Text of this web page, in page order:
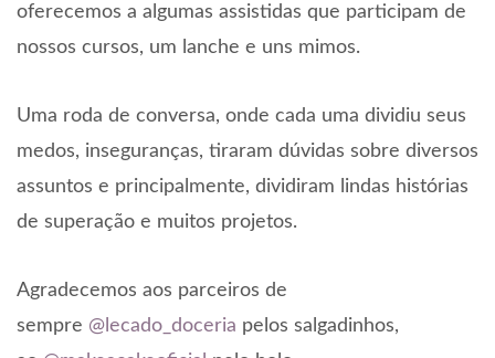
panel
panel
panel
Panel
oferecemos a algumas assistidas que participam de
nossos cursos, um lanche e uns mimos.
Uma roda de conversa, onde cada uma dividiu seus
medos, inseguranças, tiraram dúvidas sobre diversos
assuntos e principalmente, dividiram lindas histórias
de superação e muitos projetos.
Agradecemos aos parceiros de
sempre @lecado_doceria pelos salgadinhos,